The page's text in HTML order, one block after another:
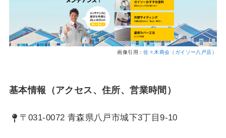
画像引用：佐々木商会（ガイソー八戸店）
基本情報（アクセス、住所、営業時間）
〒031-0072 青森県八戸市城下3丁目9-10